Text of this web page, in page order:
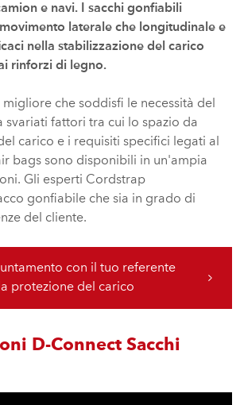
e navi. I sacchi gonfiabili
laterale che longitudinale e
nella stabilizzazione del carico
rinforzi di legno.
migliore che soddisfi le necessità del
svariati fattori tra cui lo spazio da
carico e i requisiti specifici legati al
bags sono disponibili in un'ampia
Gli esperti Cordstrap
gonfiabile che sia in grado di
del cliente.
con il tuo referente
protezione del carico
D-Connect Sacchi